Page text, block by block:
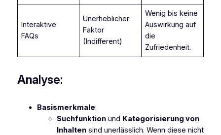
Interaktive
FAQs
Unerheblicher
Faktor
(Indifferent)
Wenig bis keine
Auswirkung auf
die
Zufriedenheit.
Analyse:
Basismerkmale:
Suchfunktionund Kategorisierung von
Inhaltensind unerlässlich. Wenn diese nicht